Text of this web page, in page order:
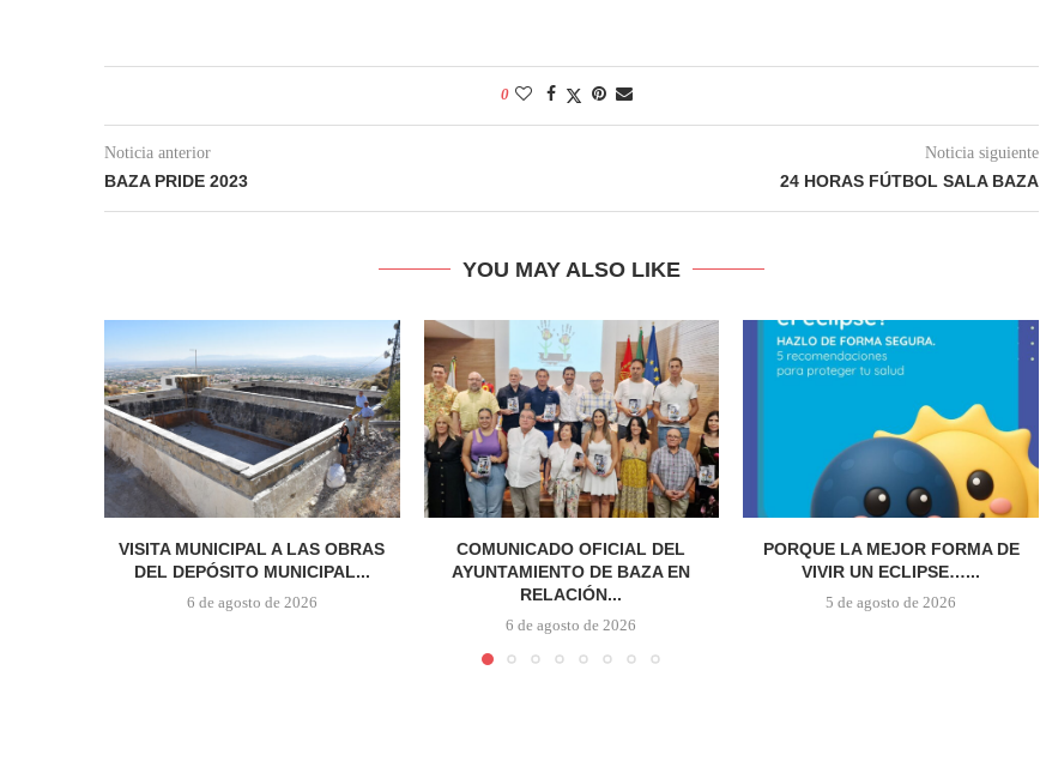
0
Noticia anterior
BAZA PRIDE 2023
Noticia siguiente
24 HORAS FÚTBOL SALA BAZA
YOU MAY ALSO LIKE
VISITA MUNICIPAL A LAS OBRAS
DEL DEPÓSITO MUNICIPAL...
6 de agosto de 2026
COMUNICADO OFICIAL DEL
AYUNTAMIENTO DE BAZA EN
RELACIÓN...
6 de agosto de 2026
PORQUE LA MEJOR FORMA DE
VIVIR UN ECLIPSE…...
5 de agosto de 2026